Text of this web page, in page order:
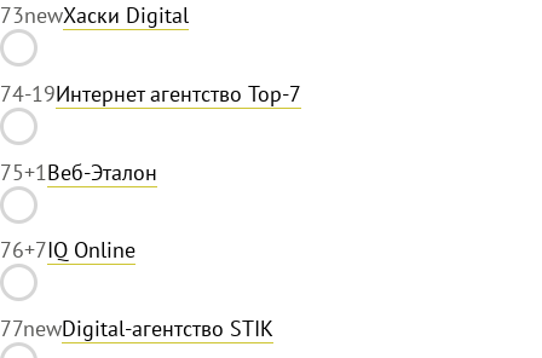
73newХаски Digital
74-19Интернет агентство Top-7
75+1Веб-Эталон
76+7IQ Online
77newDigital-агентство STIK